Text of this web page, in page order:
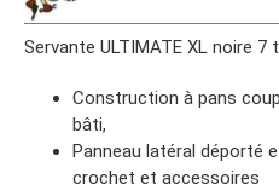
Servante ULTIMATE XL noire 7
Construction à pans
bâti,
Panneau latéral déporté
crochet et accessoires